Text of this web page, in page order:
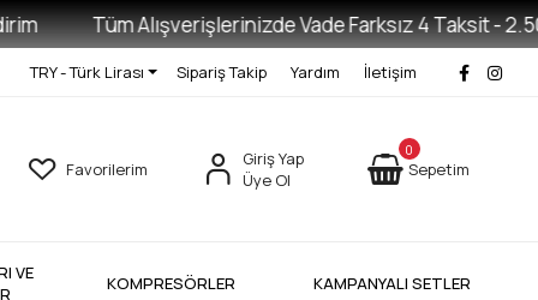
Tüm Alışverişlerinizde Vade Farksız 4 Taksit -
TRY - Türk Lirası Sipariş Takip Yardım İletişim
Favorilerim
Giriş Yap
Üye Ol
0
Sepetim
VE
KOMPRESÖRLER KAMPANYALI SETLER